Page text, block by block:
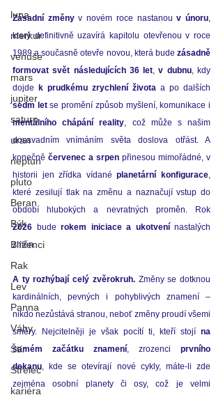
luna
merkur
venuše
mars
jupiter
saturn
uran
neptun
pluto
Beran
Býk
Blíženci
Rak
Lev
Panna
Váhy
Štír
Střelec
kariéra
Zásadní změny v novém roce nastanou v únoru
který definitivně uzavírá kapitolu otevřenou v roce
1989 a současně otevře novou, která bude zásadně
formovat svět následujících 36 let , v dubnu, kdy
dojde k prudkému zrychlení života
sedm let
mentálního chápání reality , což může s našim
dosavadním vnímáním světa doslova otřást. A
konečně červenec a srpen přinesou mimořádné, v
historii jen zřídka vídané planetární konfigurace
které zesilují tlak na změnu a naznačují vstup do
období hlubokých a nevratných proměn.
2026 bude rokem iniciace a ukotvení nastalých
změn.
A ty rozhýbají celý zvěrokruh. Změny se dotknou
kardinálních, pevných i pohyblivých znamení –
nikdo nezůstává stranou, neboť změny proudí všemi
směry. Nejcitelněji je však pocítí ti, kteří stojí na
samém začátku znamení , zrozenci prvního
dekanu , kde se otevírají nové cykly, máte-li zde
zejména osobní planety či osy, což je velmi